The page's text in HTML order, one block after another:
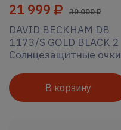
21 999 30 000
DAVID BECKHAM DB
1173/S GOLD BLACK 2
Солнцезащитные очки
В корзину